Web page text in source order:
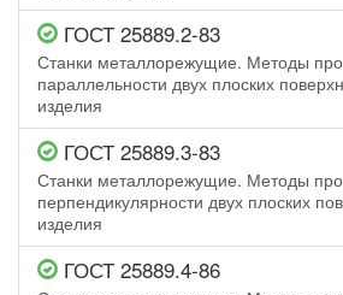
ГОСТ 25889.2-83
Станки металлорежущие. Методы
параллельности двух плоских
изделия
ГОСТ 25889.3-83
Станки металлорежущие. Методы
перпендикулярности двух плоских
изделия
ГОСТ 25889.4-86